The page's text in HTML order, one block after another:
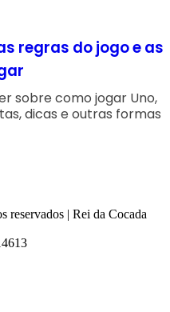
regras do jogo e as
sobre como jogar Uno,
dicas e outras formas
reservados | Rei da Cocada